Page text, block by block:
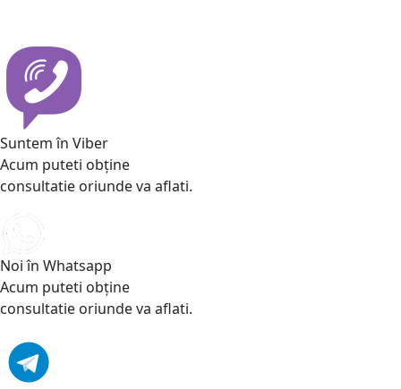
Suntem în Viber
Acum puteti obține
consultatie oriunde va aflati.
Noi în Whatsapp
Acum puteti obține
consultatie oriunde va aflati.